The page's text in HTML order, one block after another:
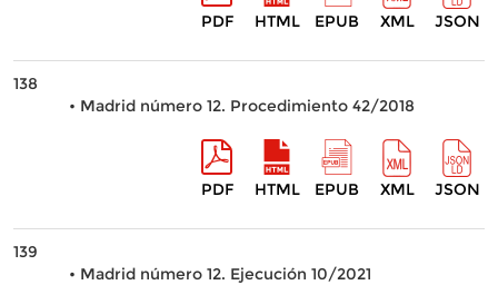
PDF HTML EPUB XML JSON
138
• Madrid número 12. Procedimiento 42/2018
PDF HTML EPUB XML JSON
139
• Madrid número 12. Ejecución 10/2021